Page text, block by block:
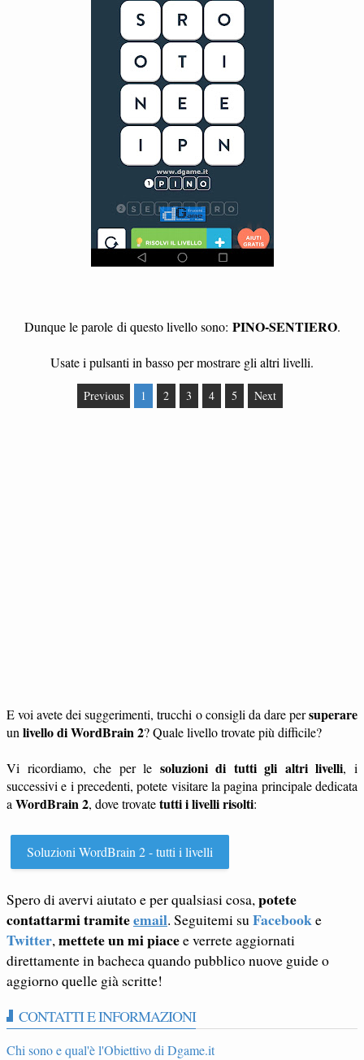
Dunque le paroledi questo livello sono: PINO-SENTIERO.
Usate i pulsanti in basso per mostrare gli altri livelli.
Previous 1 2 3 4 5 Next
E voi avete dei suggerimenti, trucchi o consigli da dare persuperare
un livello di WordBrain 2? Quale livello trovate più difficile?
Vi ricordiamo, che per le soluzioni di tutti gli altri livelli, i
successivi e i precedenti, potete visitare la pagina principale dedicata
a WordBrain 2, dove trovatetutti i livelli risolti:
Soluzioni WordBrain 2 - tutti i livelli
Spero di avervi aiutato e per qualsiasi cosa,potete
contattarmi tramiteemail. Seguitemi suFacebooke
Twitter,mettete un mi piacee verrete aggiornati
direttamente in bacheca quando pubblico nuove guide o
aggiorno quelle già scritte!
CONTATTI E INFORMAZIONI
Chi sono e qual'è l'Obiettivo di Dgame.it